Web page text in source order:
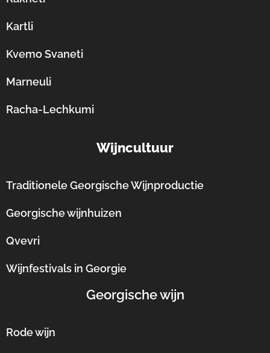
Kartli
Kvemo Svaneti
Marneuli
Racha-Lechkumi
Wijncultuur
Traditionele Georgische Wijnproductie
Georgische wijnhuizen
Qvevri
Wijnfestivals in Georgie
Georgische wijn
Rode wijn